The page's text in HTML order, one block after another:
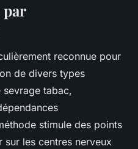
reconnue pour
de divers types
sevrage tabac,
stimule des points
sur les centres nerveux